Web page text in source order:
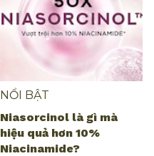
NỔI BẬT
Niasorcinol là gì mà
hiệu quả hơn 10%
Niacinamide?